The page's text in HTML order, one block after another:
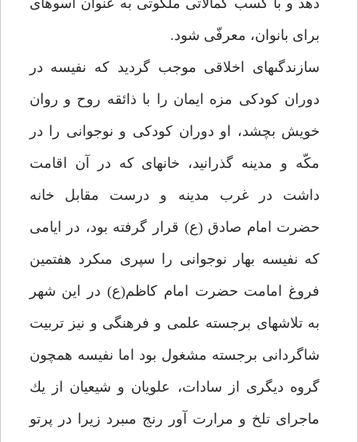
دهد و با كسب كمالاتى ملكوتى به عنوان اُسوه‏اى
براى بانوان، معرفّى شود.
سازندگى‏هاى اخلاقى موجب گرديد كه نفيسه در
دوران كودكى مزه ايمان را با ذائقه روح و روان
خويش بچشد، او دوران كودكى و نوجوانى را در
مكّه و مدينه گذرانيد، خانه‏اى كه در آن اقامت
داشت در غرب مدينه و درست مقابل خانه
حضرت امام صادق (ع) قرار گرفته بود، در ايامى
كه نفيسه بهار نوجوانى را سپرى مى‏كرد هفتمين
فروغ امامت حضرت امام كاظم(ع) در اين شهر
به تلاش‏هاى برجسته علمى و فرهنگى و نيز تربيت
شاگردانى برجسته مشغول بود اما نفيسه همچون
گروه ديگرى از سادات، علويان و شيعيان از يك
ماجراى تلخ و مرارت آور رنج مى‏برد زيرا در پرتو